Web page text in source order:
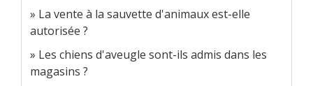
La vente à la sauvette d'animaux est-elle
autorisée ?
Les chiens d'aveugle sont-ils admis dans les
magasins ?